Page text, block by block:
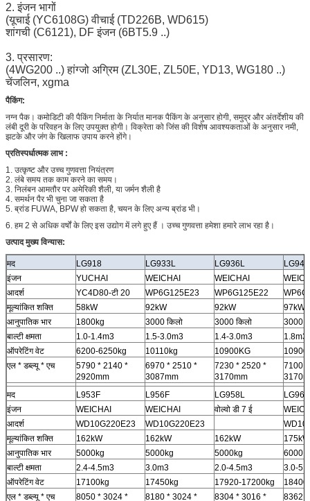
2. इंजन भागों
(यूचाई (YC6108G) वीचाई (TD226B, WD615)
शांगची (C6121), DF इंजन (6BT5.9 ..)
3. प्रसारण:
(4WG200 ..) हांग्जो अग्रिम (ZL30E, ZL50E, YD13, WG180 ..)
चेंजलिन, xgma
पैकिंग:
नग्न पैक। कमोडिटी की पैकिंग निर्माता के निर्यात मानक पैकिंग के अनुसार होगी, समुद्र और अंतर्देशीय की
लंबी दूरी के परिवहन के लिए उपयुक्त होगी। विक्रेता को जिंस की विशेष आवश्यकताओं के अनुसार नमी,
झटके और जंग के खिलाफ उपाय करने होंगे।
प्रतिस्पर्धात्मक लाभ :
1. उत्कृष्ट और उच्च गुणवत्ता नियंत्रण
2. लंबे समय तक काम करने का समय।
3. निलंबन आमतौर पर अमेरिकी शैली, या जर्मन शैली है
4. समर्थन पैर भी चुना जा सकता है
5. ब्रांड FUWA, BPW हो सकता है, चयन के लिए अन्य ब्रांड भी।
6. हम 2 से अधिक वर्षों के लिए इस उद्योग में लगे हुए हैं । उच्च गुणवत्ता हमेशा हमारे लाभ रहा है।
उत्पाद मुख्य विन्यास:
मद LG918 LG933L LG936L
इंजन
YUCHAI WEICHAI WEICHAI
आदर्श
YC4D80-टी 20 WP6G125E23 WP6G125E22
मूल्यांकित शक्ति
58kW 92kW 92kW
97kW
आनुपातिक भार
1800kg 3000 किलो 3000 किलो
3000
बाल्टी क्षमता
1.0-1.4m3 1.5-3.0m3 1.4-3.0m3
1.8m3
ऑपरेटिंग वेट
6200-6250kg 10110kg 10900KG
एल * डब्ल्यू * एच
5790 * 2140 *
2920mm
6970 * 2510 *
3087mm
7230 * 2520 *
3170mm
7100
मद
L953F L956F LG958L
LG968
इंजन
WEICHAI WEICHAI वोल्वो डी 7 ई
आदर्श
WD10G220E23 WD10G220E23
मूल्यांकित शक्ति
162kW 162kW 162kW
175kW
आनुपातिक भार
5000kg 5000kg 5000kg
6000
बाल्टी क्षमता
2.4-4.5m3 3.0m3 2.0-4.5m3
3.0-
ऑपरेटिंग वेट
17100kg 17450kg 17920-17200kg
एल * डब्ल्यू * एच
8050 * 3024 * 8180 * 3024 * 8304 * 3016 * 8362